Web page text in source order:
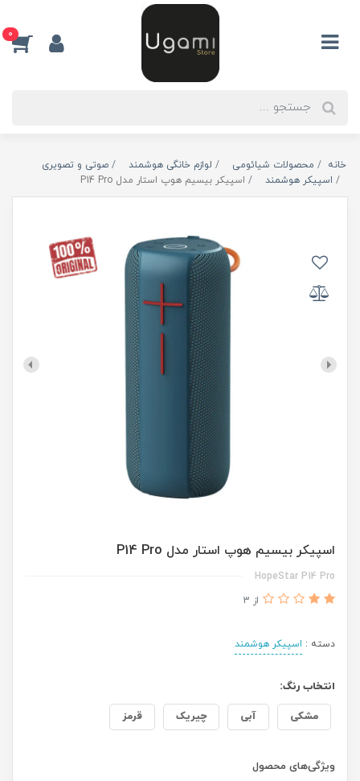
0
خانه محصولات شیائومی لوازم خانگی هوشمند
صوتی و تصویری
اسپیکر هوشمند
اسپیکر بیسیم هوپ استار مدل P14 Pro
اسپیکر بیسیم هوپ استار مدل P14 Pro
HopeStar P14 Pro
از 3
دسته : اسپیکر هوشمند
انتخاب رنگ:
مشکی آبی چیریک قرمز
ویژگی‌های محصول